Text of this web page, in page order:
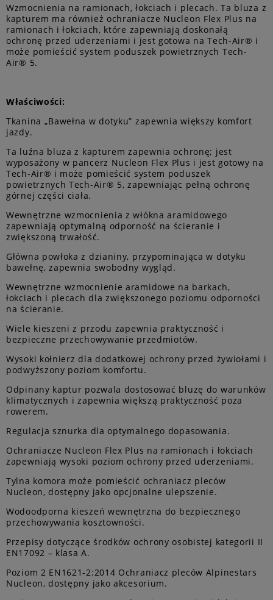
Wzmocnienia na ramionach, łokciach i plecach. Ta bluza z
kapturem ma również ochraniacze Nucleon Flex Plus na
ramionach i łokciach, które zapewniają doskonałą
ochronę przed uderzeniami i jest gotowa na Tech-Air® i
może pomieścić system poduszek powietrznych Tech-
Air® 5.
Właściwości:
Tkanina „Bawełna w dotyku” zapewnia większy komfort
jazdy.
Ta luźna bluza z kapturem zapewnia ochronę; jest
wyposażony w pancerz Nucleon Flex Plus i jest gotowy na
Tech-Air® i może pomieścić system poduszek
powietrznych Tech-Air® 5, zapewniając pełną ochronę
górnej części ciała.
Wewnętrzne wzmocnienia z włókna aramidowego
zapewniają optymalną odporność na ścieranie i
zwiększoną trwałość.
Główna powłoka z dzianiny, przypominająca w dotyku
bawełnę, zapewnia swobodny wygląd.
Wewnętrzne wzmocnienie aramidowe na barkach,
łokciach i plecach dla zwiększonego poziomu odporności
na ścieranie.
Wiele kieszeni z przodu zapewnia praktyczność i
bezpieczne przechowywanie przedmiotów.
Wysoki kołnierz dla dodatkowej ochrony przed żywiołami i
podwyższony poziom komfortu.
Odpinany kaptur pozwala dostosować bluzę do warunków
klimatycznych i zapewnia większą praktyczność poza
rowerem.
Regulacja sznurka dla optymalnego dopasowania.
Ochraniacze Nucleon Flex Plus na ramionach i łokciach
zapewniają wysoki poziom ochrony przed uderzeniami.
Tylna komora może pomieścić ochraniacz pleców
Nucleon, dostępny jako opcjonalne ulepszenie.
Wodoodporna kieszeń wewnętrzna do bezpiecznego
przechowywania kosztowności.
Przepisy dotyczące środków ochrony osobistej kategorii II
EN17092 – klasa A.
Poziom 2 EN1621-2:2014 Ochraniacz pleców Alpinestars
Nucleon, dostępny jako akcesorium.